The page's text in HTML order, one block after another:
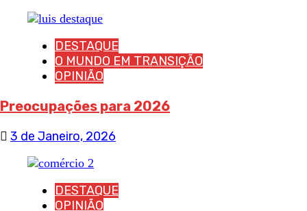
DESTAQUE
O MUNDO EM TRANSIÇÃO
OPINIÃO
Preocupações para 2026
3 de Janeiro, 2026
DESTAQUE
OPINIÃO